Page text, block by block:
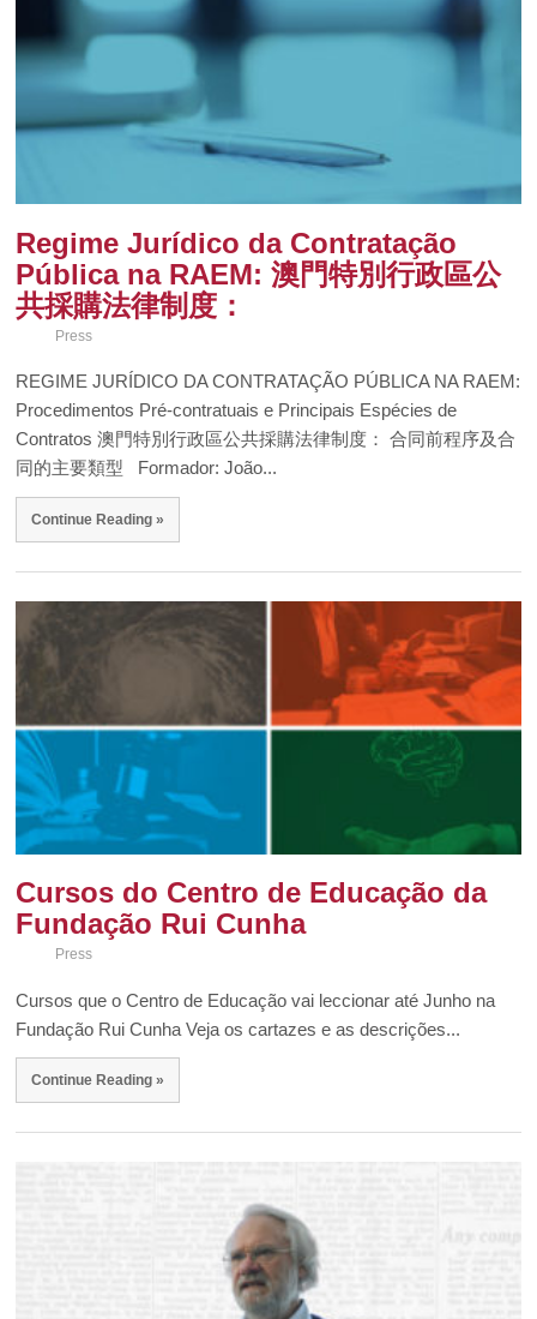
Regime Jurídico da Contratação
Pública na RAEM: 澳門特別行政區公
共採購法律制度：
Press
REGIME JURÍDICO DA CONTRATAÇÃO PÚBLICA NA RAEM:
Procedimentos Pré-contratuais e Principais Espécies de
Contratos 澳門特別行政區公共採購法律制度： 合同前程序及合
同的主要類型 Formador: João...
Continue Reading »
Cursos do Centro de Educação da
Fundação Rui Cunha
Press
Cursos que o Centro de Educação vai leccionar até Junho na
Fundação Rui Cunha Veja os cartazes e as descrições...
Continue Reading »